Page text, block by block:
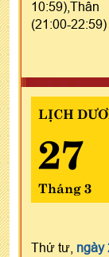
10:59),Thân
(21:00-22:59)
LỊCH
27
Tháng 3
Thứ tư, ngày